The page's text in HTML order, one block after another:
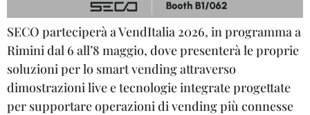
SECO parteciperà a VendItalia 2026, in programma a
Rimini dal 6 all’8 maggio, dove presenterà le proprie
soluzioni per lo smart vending attraverso
dimostrazioni live e tecnologie integrate progettate
per supportare operazioni di vending più connesse